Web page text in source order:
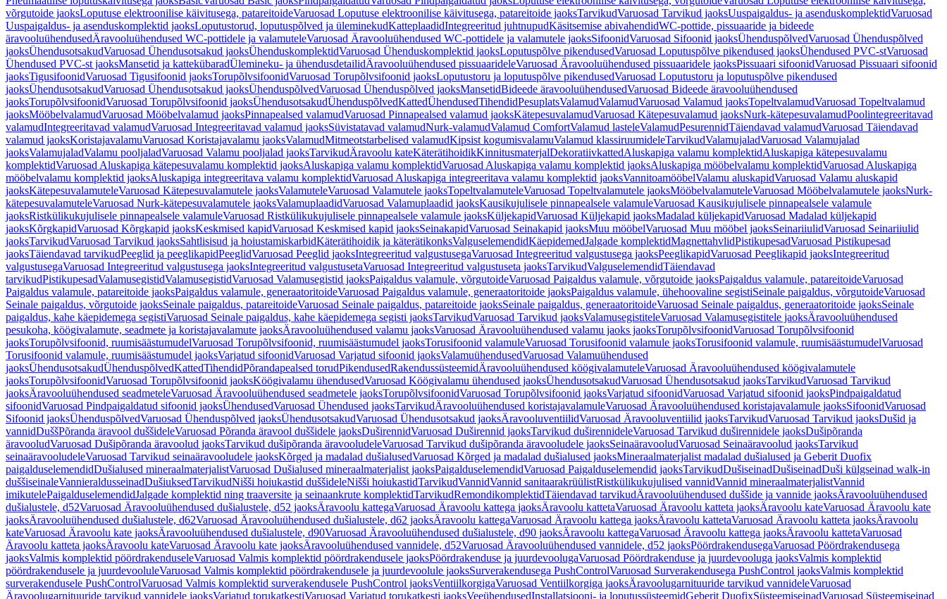
võrgutoide jaoksLoputuse elektroonilise käivitusega, patareitoideVaruosad Loputuse elektroonilise käivitusega, patareitoide jaoksTarvikudVaruosad Tarvikud jaoksUuspaigaldus- ja asenduskomplektidVaruosad
Uuspaigaldus- ja asenduskomplektid jaoksLoputustorud, loputuspõlved ja üleminekudKatteplaadidIntegreeritud juhtnupudKäsitsemise abivahendidWC-pottide, pissuaaride ja bideede
äravooluühendusedÄravooluühendused WC-pottidele ja valamuteleVaruosad Äravooluühendused WC-pottidele ja valamutele jaoksSifoonidVaruosad Sifoonid jaoksÜhenduspõlvedVaruosad Ühenduspõlved
jaoksÜhendusotsakudVaruosad Ühendusotsakud jaoksÜhenduskomplektidVaruosad Ühenduskomplektid jaoksLoputuspõlve pikendusedVaruosad Loputuspõlve pikendused jaoksÜhendused PVC-stVaruosad
Ühendused PVC-st jaoksMansetid ja kattekübaradÜlemineku- ja ühendusdetailidÄravooluühendused pissuaarideleVaruosad Äravooluühendused pissuaaridele jaoksPissuaari sifoonidVaruosad Pissuaari sifoonid
jaoksTigusifoonidVaruosad Tigusifoonid jaoksTorupõlvsifoonidVaruosad Torupõlvsifoonid jaoksLoputustoru ja loputuspõlve pikendusedVaruosad Loputustoru ja loputuspõlve pikendused
jaoksÜhendusotsakudVaruosad Ühendusotsakud jaoksÜhenduspõlvedVaruosad Ühenduspõlved jaoksMansetidBideede äravooluühendusedVaruosad Bideede äravooluühendused
jaoksTorupõlvsifoonidVaruosad Torupõlvsifoonid jaoksÜhendusotsakudÜhenduspõlvedKattedÜhendusedTihendidPesuplatsValamudValamudVaruosad Valamud jaoksTopeltvalamudVaruosad Topeltvalamud
jaoksMööbelvalamudVaruosad Mööbelvalamud jaoksPinnapealsed valamudVaruosad Pinnapealsed valamud jaoksKätepesuvalamudVaruosad Kätepesuvalamud jaoksNurk-kätepesuvalamudPoolintegreeritavad
valamudIntegreeritavad valamudVaruosad Integreeritavad valamud jaoksSüvistatavad valamudNurk-valamudValamud ComfortValamud lasteleValamudPesurennidTäiendavad valamudVaruosad Täiendavad
valamud jaoksKoristajavalamuVaruosad Koristajavalamu jaoksValamudMitmeotstarbelised valamudKipsist kogumisvalamuValamud klassiruumideleTarvikudValamujaladVaruosad Valamujalad
jaoksValamujaladValamu pooljaladVaruosad Valamu pooljalad jaoksTarvikudÄravoolu kateKäterätihoidikKinnitusmaterjalDekoratiivkattedAluskapiga valamu komplektidAluskapiga kätepesuvalamu
komplektidVaruosad Aluskapiga kätepesuvalamu komplektid jaoksAluskapiga valamu komplektidVaruosad Aluskapiga valamu komplektid jaoksAluskapiga mööbelvalamu komplektidVaruosad Aluskapiga
mööbelvalamu komplektid jaoksAluskapiga integreeritava valamu komplektidVaruosad Aluskapiga integreeritava valamu komplektid jaoksVannitoamööbelValamu aluskapidVaruosad Valamu aluskapid
jaoksKätepesuvalamuteleVaruosad Kätepesuvalamutele jaoksValamuteleVaruosad Valamutele jaoksTopeltvalamuteleVaruosad Topeltvalamutele jaoksMööbelvalamuteleVaruosad Mööbelvalamutele jaoksNurk-
kätepesuvalamuteleVaruosad Nurk-kätepesuvalamutele jaoksValamuplaadidVaruosad Valamuplaadid jaoksKausikujulisele pinnapealsele valamuleVaruosad Kausikujulisele pinnapealsele valamule
jaoksRistkülikukujulisele pinnapealsele valamuleVaruosad Ristkülikukujulisele pinnapealsele valamule jaoksKüljekapidVaruosad Küljekapid jaoksMadalad küljekapidVaruosad Madalad küljekapid
jaoksKõrgkapidVaruosad Kõrgkapid jaoksKeskmised kapidVaruosad Keskmised kapid jaoksSeinakapidVaruosad Seinakapid jaoksMuu mööbelVaruosad Muu mööbel jaoksSeinariiulidVaruosad Seinariiulid
jaoksTarvikudVaruosad Tarvikud jaoksSahtlisisud ja hoiustamiskarbidKäterätihoidik ja käterätikonksValguselemendidKäepidemedJalgade komplektidMagnettahvlidPistikupesadVaruosad Pistikupesad
jaoksTäiendavad tarvikudPeeglid ja peeglikapidPeeglidVaruosad Peeglid jaoksIntegreeritud valgustusegaVaruosad Integreeritud valgustusega jaoksPeeglikapidVaruosad Peeglikapid jaoksIntegreeritud
valgustusegaVaruosad Integreeritud valgustusega jaoksIntegreeritud valgustusetaVaruosad Integreeritud valgustuseta jaoksTarvikudValguselemendidTäiendavad
tarvikudPistikupesadValamusegistidValamusegistidVaruosad Valamusegistid jaoksPaigaldus valamule, võrgutoideVaruosad Paigaldus valamule, võrgutoide jaoksPaigaldus valamule, patareitoideVaruosad
Paigaldus valamule, patareitoide jaoksPaigaldus valamule, generaatoritoideVaruosad Paigaldus valamule, generaatoritoide jaoksPaigaldus valamule, ühehoovaline segistiSeinale paigaldus, võrgutoideVaruosad
Seinale paigaldus, võrgutoide jaoksSeinale paigaldus, patareitoideVaruosad Seinale paigaldus, patareitoide jaoksSeinale paigaldus, generaatoritoideVaruosad Seinale paigaldus, generaatoritoide jaoksSeinale
paigaldus, kahe käepidemega segistiVaruosad Seinale paigaldus, kahe käepidemega segisti jaoksTarvikudVaruosad Tarvikud jaoksValamusegistiteleVaruosad Valamusegistitele jaoksÄravooluühendused
pesukoha, köögivalamute, seadmete ja koristajavalamute jaoksÄravooluühendused valamu jaoksVaruosad Äravooluühendused valamu jaoks jaoksTorupõlvsifoonidVaruosad Torupõlvsifoonid
jaoksTorupõlvsifoonid, ruumisäästumudelVaruosad Torupõlvsifoonid, ruumisäästumudel jaoksTorusifoonid valamuleVaruosad Torusifoonid valamule jaoksTorusifoonid valamule, ruumisäästumudelVaruosad
Torusifoonid valamule, ruumisäästumudel jaoksVarjatud sifoonidVaruosad Varjatud sifoonid jaoksValamuühendusedVaruosad Valamuühendused
jaoksÜhendusotsakudÜhenduspõlvedKattedTihendidPõrandapealsed torudPikendusedRakendussüsteemidÄravooluühendused köögivalamuteleVaruosad Äravooluühendused köögivalamutele
jaoksTorupõlvsifoonidVaruosad Torupõlvsifoonid jaoksKöögivalamu ühendusedVaruosad Köögivalamu ühendused jaoksÜhendusotsakudVaruosad Ühendusotsakud jaoksTarvikudVaruosad Tarvikud
jaoksÄravooluühendused seadmeteleVaruosad Äravooluühendused seadmetele jaoksTorupõlvsifoonidVaruosad Torupõlvsifoonid jaoksVarjatud sifoonidVaruosad Varjatud sifoonid jaoksPindpaigaldatud
sifoonidVaruosad Pindpaigaldatud sifoonid jaoksÜhendusedVaruosad Ühendused jaoksTarvikudÄravooluühendused koristajavalamuleVaruosad Äravooluühendused koristajavalamule jaoksSifoonidVaruosad
Sifoonid jaoksÜhenduspõlvedVaruosad Ühenduspõlved jaoksÜhendusotsakudVaruosad Ühendusotsakud jaoksÄravooluventiilidVaruosad Äravooluventiilid jaoksTarvikudVaruosad Tarvikud jaoksDušid ja
vannidDuššPõranda äravool duššideleVaruosad Põranda äravool duššidele jaoksDuširennidVaruosad Duširennid jaoksTarvikud duširennideleVaruosad Tarvikud duširennidele jaoksDušipõranda
äravooludVaruosad Dušipõranda äravoolud jaoksTarvikud dušipõranda äravooludeleVaruosad Tarvikud dušipõranda äravooludele jaoksSeinaäravooludVaruosad Seinaäravoolud jaoksTarvikud
seinaäravooludeleVaruosad Tarvikud seinaäravooludele jaoksKõrged ja madalad dušialusedVaruosad Kõrged ja madalad dušialused jaoksMineraalmaterjalist madalad dušialused ja Geberit Duofix
paigalduselemendidDušialused mineraalmaterjalistVaruosad Dušialused mineraalmaterjalist jaoksPaigalduselemendidVaruosad Paigalduselemendid jaoksTarvikudDušiseinadDušiseinadDuši külgseinad walk-in
duššiseinaleVannieraldusseinadDušiuksedTarvikudNišši hoiukastid duššideleNišši hoiukastidTarvikudVannidVannid sanitaarakrüülistRistkülikukujulised vannidVannid mineraalmaterjalistVannid
imikutelePaigalduselemendidJalgade komplektid ning traaversite ja seinaankrute komplektidTarvikudRemondikomplektidTäiendavad tarvikudÄravooluühendused duššide ja vannide jaoksÄravooluühendused
dušialustele, d52Varuosad Äravooluühendused dušialustele, d52 jaoksÄravoolu kattegaVaruosad Äravoolu kattega jaoksÄravoolu kattetaVaruosad Äravoolu katteta jaoksÄravoolu kateVaruosad Äravoolu kate
jaoksÄravooluühendused dušialustele, d62Varuosad Äravooluühendused dušialustele, d62 jaoksÄravoolu kattegaVaruosad Äravoolu kattega jaoksÄravoolu kattetaVaruosad Äravoolu katteta jaoksÄravoolu
kateVaruosad Äravoolu kate jaoksÄravooluühendused dušialustele, d90Varuosad Äravooluühendused dušialustele, d90 jaoksÄravoolu kattegaVaruosad Äravoolu kattega jaoksÄravoolu kattetaVaruosad
Äravoolu katteta jaoksÄravoolu kateVaruosad Äravoolu kate jaoksÄravooluühendused vannidele, d52Varuosad Äravooluühendused vannidele, d52 jaoksPöördrakendusegaVaruosad Pöördrakendusega
jaoksValmis komplektid pöördrakenduseleVaruosad Valmis komplektid pöördrakendusele jaoksPöördrakenduse ja juurdevoolugaVaruosad Pöördrakenduse ja juurdevooluga jaoksValmis komplektid
pöördrakendusele ja juurdevooluleVaruosad Valmis komplektid pöördrakendusele ja juurdevoolule jaoksSurverakendusega PushControlVaruosad Surverakendusega PushControl jaoksValmis komplektid
surverakendusele PushControlVaruosad Valmis komplektid surverakendusele PushControl jaoksVentiilkorgigaVaruosad Ventiilkorgiga jaoksÄravoolugarnituuride tarvikud vannideleVaruosad
Äravoolugarnituuride tarvikud vannidele jaoksVarjatud torukatkestiVaruosad Varjatud torukatkesti jaoksVeeühendusedInstallatsiooni- ja loputussüsteemidGeberit DuofixSüsteemiseinadVaruosad Süsteemiseinad